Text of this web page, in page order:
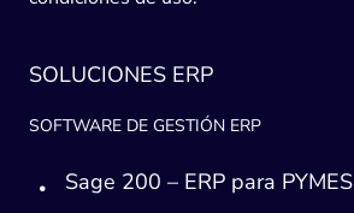
SOLUCIONES ERP
SOFTWARE DE GESTIÓN ERP
Sage 200 – ERP para PYMES